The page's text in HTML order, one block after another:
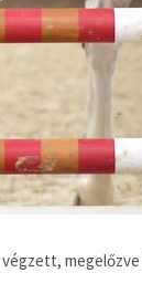
végzett, megelőzve